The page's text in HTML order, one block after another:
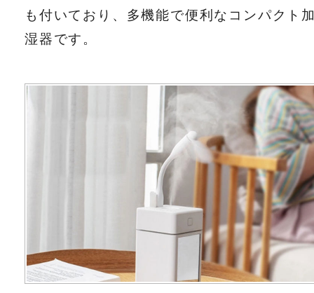
も付いており、多機能で便利なコンパクト
湿器です。